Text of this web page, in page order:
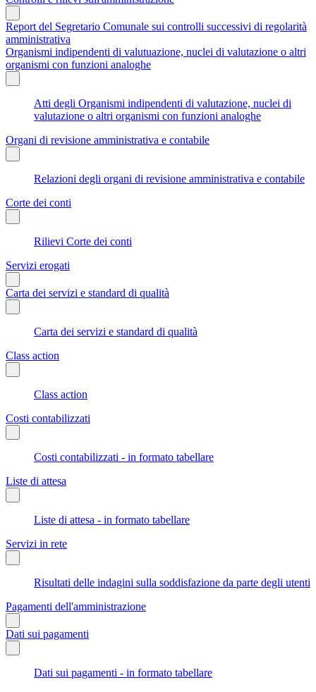
Report del Segretario Comunale sui controlli successivi di regolarità
amministrativa
Organismi indipendenti di valutuazione, nuclei di valutazione o altri
organismi con funzioni analoghe
Atti degli Organismi indipendenti di valutazione, nuclei di
valutazione o altri organismi con funzioni analoghe
Organi di revisione amministrativa e contabile
Relazioni degli organi di revisione amministrativa e contabile
Corte dei conti
Rilievi Corte dei conti
Servizi erogati
Carta dei servizi e standard di qualità
Carta dei servizi e standard di qualità
Class action
Class action
Costi contabilizzati
Costi contabilizzati - in formato tabellare
Liste di attesa
Liste di attesa - in formato tabellare
Servizi in rete
Risultati delle indagini sulla soddisfazione da parte degli utenti
Pagamenti dell'amministrazione
Dati sui pagamenti
Dati sui pagamenti - in formato tabellare